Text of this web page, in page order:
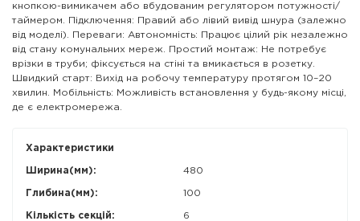
кнопкою-вимикачем або вбудованим регулятором потужності/
таймером. Підключення: Правий або лівий вивід шнура (залежно
від моделі). Переваги: Автономність: Працює цілий рік незалежно
від стану комунальних мереж. Простий монтаж: Не потребує
врізки в труби; фіксується на стіні та вмикається в розетку.
Швидкий старт: Вихід на робочу температуру протягом 10–20
хвилин. Мобільність: Можливість встановлення у будь-якому місці,
де є електромережа.
Характеристики
Ширина(мм): 480
Глибина(мм): 100
Кількість секцій: 6